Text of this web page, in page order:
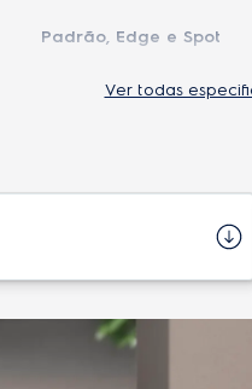
Padrão, Edge e Spot
1 unidade
Sim
para Pó (ml) 520 ml
Ver todas